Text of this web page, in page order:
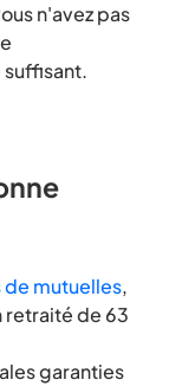
n'avez pas
de mutuelles,
retraité de 63
garanties